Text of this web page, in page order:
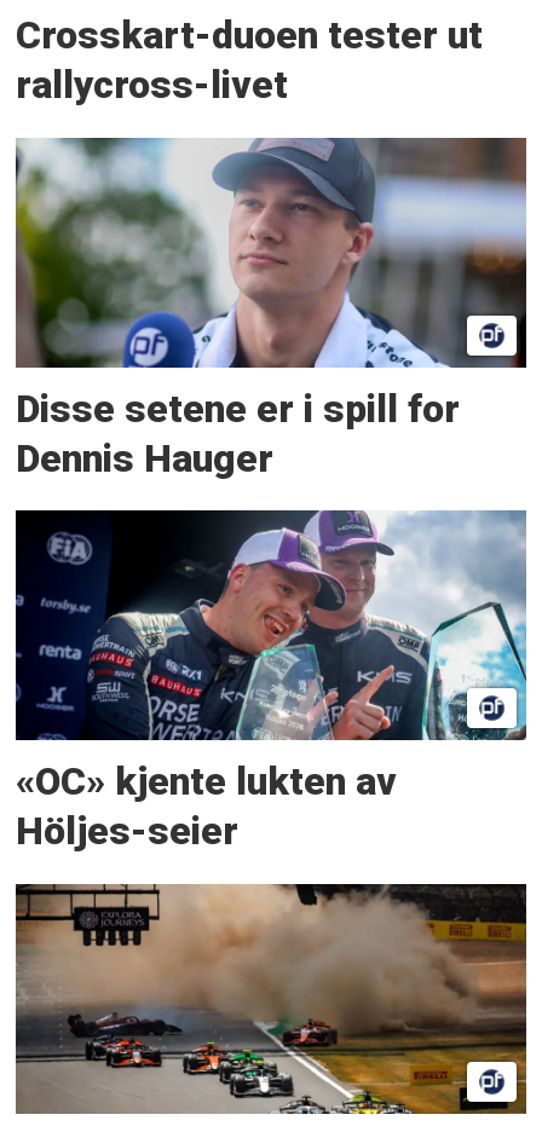
Crosskart-duoen tester ut
rallycross-livet
Disse setene er i spill for
Dennis Hauger
«OC» kjente lukten av
Höljes-seier